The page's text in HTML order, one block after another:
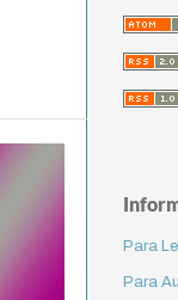
Para
Para